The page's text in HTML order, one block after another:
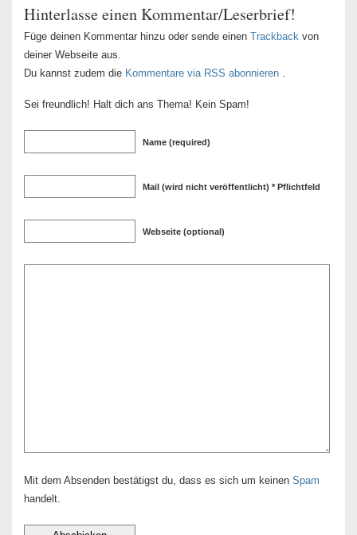
Hinterlasse einen Kommentar/Leserbrief!
Füge deinen Kommentar hinzu oder sende einen Trackback von
deiner Webseite aus.
Du kannst zudem die Kommentare via RSS abonnieren
Sei freundlich! Halt dich ans Thema! Kein Spam!
Name (required)
Mail (wird nicht veröffentlicht) * Pflichtfeld
Webseite (optional)
Mit dem Absenden bestätigst du, dass es sich um keinen Spam
handelt.